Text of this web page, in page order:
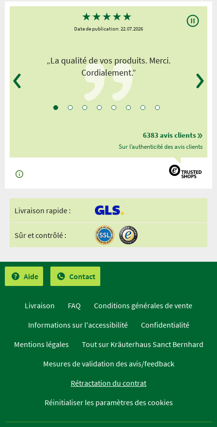
★★★★★
Date de publication: 22.07.2026
„La qualité de vos produits. Merci.
Cordialement.”
6383 avis clients
Sur l’authenticité des avis clients
Livraison rapide :
Sûr et contrôlé :
Aide Contact
Livraison FAQ
Conditions générales de vente
Informations sur l'accessibilité
Confidentialité
Mentions légales
Tout sur Kräuterhaus Sanct Bernhard
Mesures de validation des avis/feedback
Rétractation du contrat
Réinitialiser les paramètres des cookies